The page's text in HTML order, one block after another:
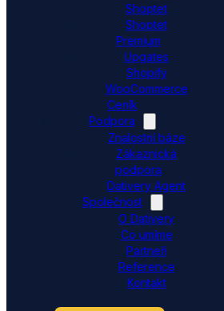
Shoptet
Shoptet
Premium
Upgates
Shopify
WooCommerce
Ceník
Podpora
Znalostní báze
Zákaznická
podpora
Dativery Agent
Společnost
O Dativery
Co umíme
Partneři
Reference
Kontakt